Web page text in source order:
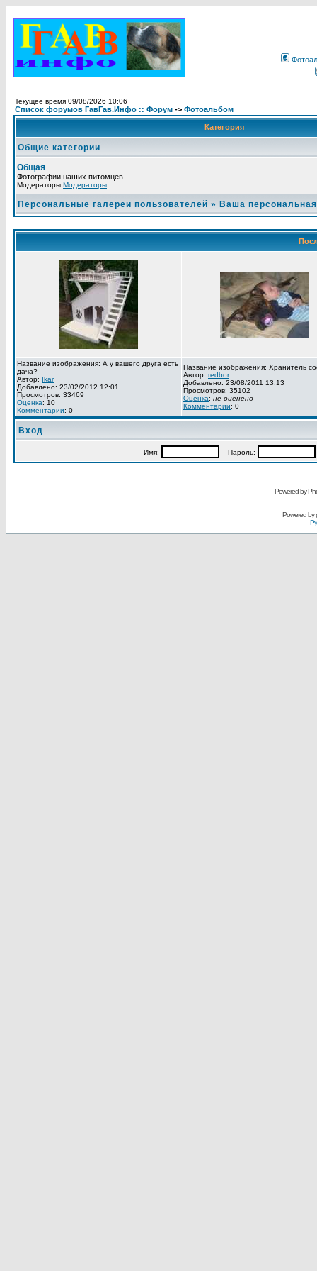
Текущее время 09/08/2026 10:06
Список форумов ГавГав.Инфо :: Форум -> Фотоальбом
Категория
Общие категории
Общая
Фотографии наших питомцев
Модераторы Модераторы
Персональные галереи пользователей » Ваша
Название изображения: А у вашего друга есть
дача?
Автор: Ikar
Добавлено: 23/02/2012 12:01
Просмотров: 33469
Оценка: 10
Комментарии: 0
Название изображения: Хранитель
Автор: redbor
Добавлено: 23/08/2011 13:13
Просмотров: 35102
Оценка: не оценено
Комментарии: 0
Вход
Имя: Пароль:
Powered by
Powered by